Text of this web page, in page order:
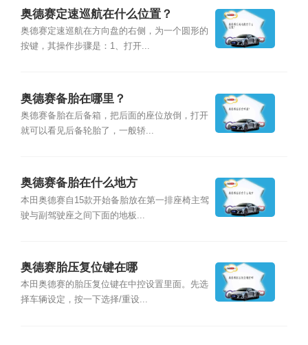
奥德赛定速巡航在什么位置？
奥德赛定速巡航在方向盘的右侧，为一个圆形的
按键，其操作步骤是：1、打开...
奥德赛备胎在哪里？
奥德赛备胎在后备箱，把后面的座位放倒，打开
就可以看见后备轮胎了，一般轿...
奥德赛备胎在什么地方
本田奥德赛自15款开始备胎放在第一排座椅主驾
驶与副驾驶座之间下面的地板...
奥德赛胎压复位键在哪
本田奥德赛的胎压复位键在中控设置里面。先选
择车辆设定，按一下选择/重设...